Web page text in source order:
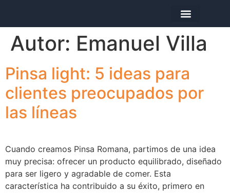
Autor: Emanuel Villa
Pinsa light: 5 ideas para
clientes preocupados por
las líneas
Cuando creamos Pinsa Romana, partimos de una idea
muy precisa: ofrecer un producto equilibrado, diseñado
para ser ligero y agradable de comer. Esta
característica ha contribuido a su éxito, primero en